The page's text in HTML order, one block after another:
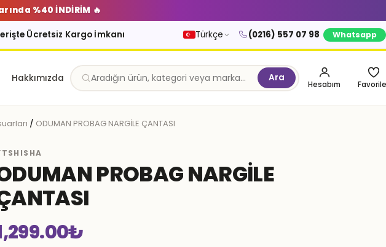
%40 İNDİRİM 🔥
Ücretsiz Kargo İmkanı Türkçe (0216) 557 07 98 Whatsapp
Hakkımızda Ara
Hesabım
/ ODUMAN PROBAG NARGİLE ÇANTASI
PROBAG NARGİLE
₺